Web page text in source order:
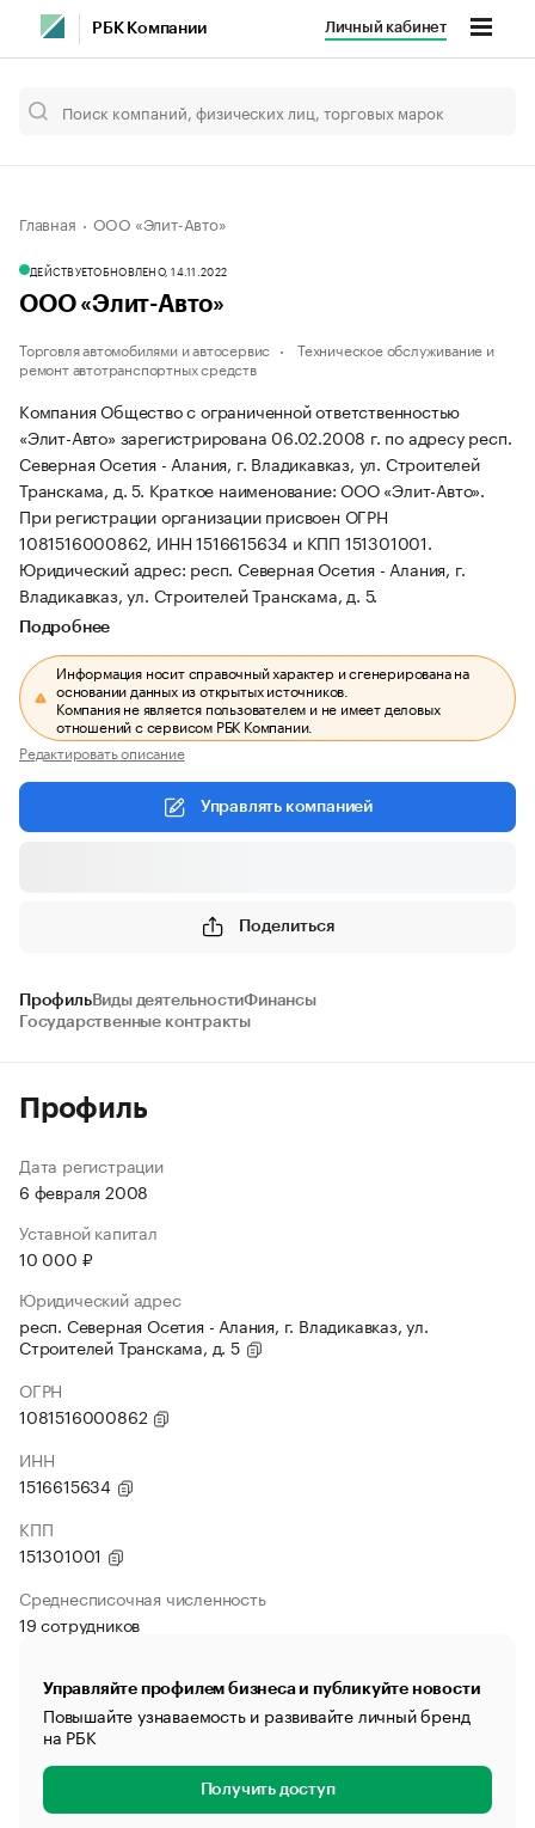
РБК Компании Личный кабинет
Главная ООО «Элит-Авто»
ДЕЙСТВУЕТОБНОВЛЕНО, 14.11.2022
ООО «Элит-Авто»
Торговля автомобилями и автосервис
Техническое обслуживание и
ремонт автотранспортных средств
Компания Общество с ограниченной ответственностью
«Элит-Авто» зарегистрирована 06.02.2008 г. по адресу респ.
Северная Осетия - Алания, г. Владикавказ, ул. Строителей
Транскама, д. 5. Краткое наименование: ООО «Элит-Авто».
При регистрации организации присвоен ОГРН
1081516000862, ИНН 1516615634 и КПП 151301001.
Юридический адрес: респ. Северная Осетия - Алания, г.
Владикавказ, ул. Строителей Транскама, д. 5.
Подробнее
Информация носит справочный характер и сгенерирована на
основании данных из открытых источников.
Компания не является пользователем и не имеет деловых
отношений с сервисом РБК Компании.
Редактировать описание
Управлять компанией
Поделиться
ПрофильВиды деятельностиФинансы
Государственные контракты
Профиль
Дата регистрации
6 февраля 2008
Уставной капитал
10 000 ₽
Юридический адрес
респ. Северная Осетия - Алания, г. Владикавказ, ул.
Строителей Транскама, д. 5
ОГРН
1081516000862
ИНН
1516615634
КПП
151301001
Среднесписочная численность
19 сотрудников
Управляйте профилем бизнеса и публикуйте новости
Повышайте узнаваемость и развивайте личный бренд
на РБК
Получить доступ